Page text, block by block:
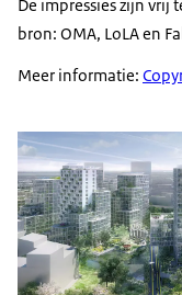
De impressies zijn vrij
bron: OMA, LoLA en
Meer informatie: